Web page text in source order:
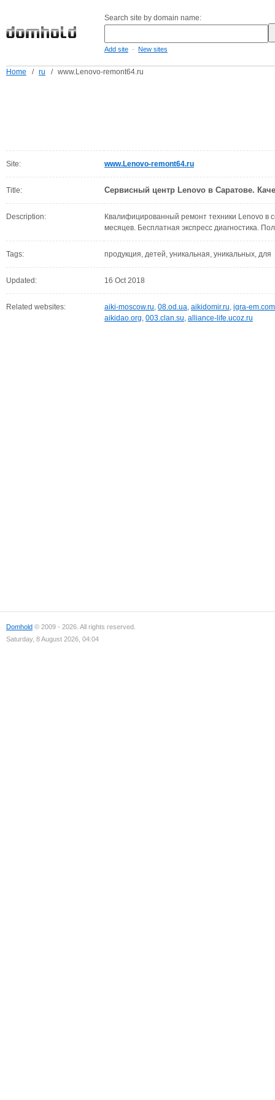
Search site by domain name:
Add site - New sites
Home / ru / www.Lenovo-remont64.ru
Site: www.Lenovo-remont64.ru
Title: Сервисный центр Lenovo в Саратове.
Description:
Квалифицированный ремонт техники Lenovo в
месяцев. Бесплатная экспресс диагностика.
Tags: продукция, детей, уникальная, уникальных, для
Updated: 16 Oct 2018
Related websites: aiki-moscow.ru, 08.od.ua, aikidomir.ru, igra-em.com
aikidao.org, 003.clan.su, alliance-life.ucoz.ru
Domhold © 2009 - 2026. All rights reserved.
Saturday, 8 August 2026, 04:04